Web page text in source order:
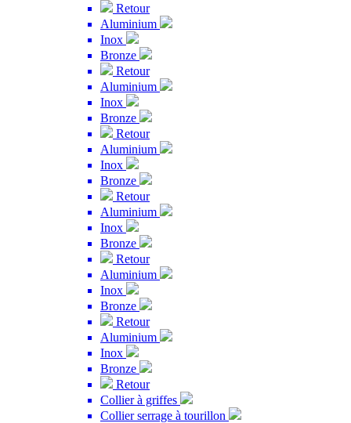
Retour
Aluminium
Inox
Bronze
Retour
Aluminium
Inox
Bronze
Retour
Aluminium
Inox
Bronze
Retour
Aluminium
Inox
Bronze
Retour
Aluminium
Inox
Bronze
Retour
Aluminium
Inox
Bronze
Retour
Collier à griffes
Collier serrage à tourillon